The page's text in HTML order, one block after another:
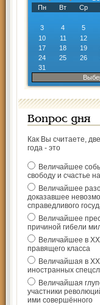
Пн
Вт Ср
3
4 5
10
11 12
17
18 19
24
25 26
31
Вопрос дня
Как Вы считаете,
года - это
Величайшее
свободу и счастье
Величайшее
доказавшее
справедливого
Величайшее
причиной гибели
Величайшее в ХХ
правящего класса
Величайшая в ХХ
иностранных
Величайшая
участники
ими совершённого